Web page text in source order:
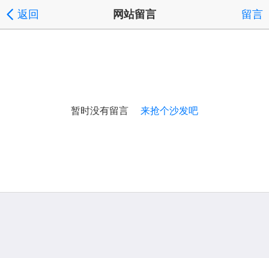
返回 网站留言 留言
暂时没有留言 来抢个沙发吧